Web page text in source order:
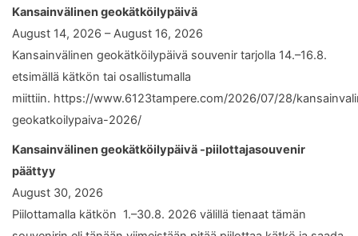
Kansainvälinen geokätköilypäivä
August 14, 2026 – August 16, 2026
Kansainvälinen geokätköilypäivä souvenir tarjolla 14.–16.8.
etsimällä kätkön tai osallistumalla
miittiin. https://www.6123tampere.com/2026/07/28/
geokatkoilypaiva-2026/
Kansainvälinen geokätköilypäivä -piilottajasouvenir
päättyy
August 30, 2026
Piilottamalla kätkön 1.–30.8. 2026 välillä tienaat tämän